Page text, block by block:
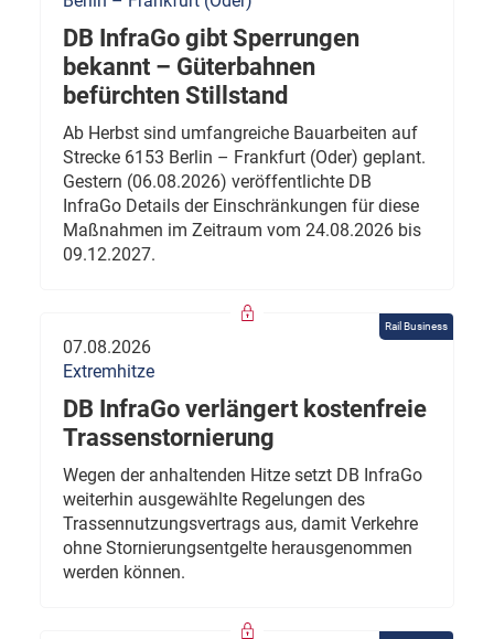
DB InfraGo gibt Sperrungen
bekannt – Güterbahnen
befürchten Stillstand
Ab Herbst sind umfangreiche Bauarbeiten auf
Strecke 6153 Berlin – Frankfurt (Oder) geplant.
Gestern (06.08.2026) veröffentlichte DB
InfraGo Details der Einschränkungen für diese
Maßnahmen im Zeitraum vom 24.08.2026 bis
09.12.2027.
Rail Business
07.08.2026
Extremhitze
DB InfraGo verlängert kostenfreie
Trassenstornierung
Wegen der anhaltenden Hitze setzt DB InfraGo
weiterhin ausgewählte Regelungen des
Trassennutzungsvertrags aus, damit Verkehre
ohne Stornierungsentgelte herausgenommen
werden können.